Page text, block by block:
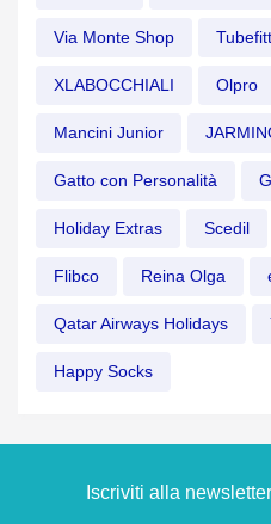
Via Monte Shop
XLABOCCHIALI Olpro
Mancini Junior
Gatto con Personalità
Holiday Extras Scedil
Flibco Reina Olga
Qatar Airways Holidays
Happy Socks
Iscriviti alla